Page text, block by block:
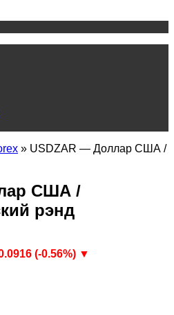
» USDZAR — Доллар США /
США /
рэнд
(-0.56%) ▼